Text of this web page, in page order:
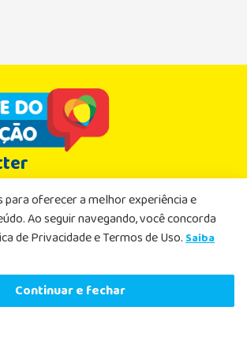
sem juros
agora aproveite as ofertas
de acordo com asPolíticas de
para oferecer a melhor experiência e
Ao seguir navegando, você concorda
de Privacidade e Termos de Uso.Saiba
Continuar e fechar